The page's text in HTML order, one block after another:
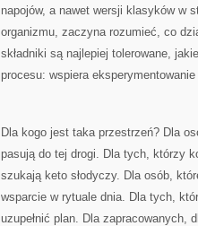
napojów, a nawet wersji klasyków w
organizmu, zaczyna rozumieć, co
składniki są najlepiej tolerowane,
procesu: wspiera
Dla kogo jest taka przestrzeń? Dla
pasują do tej drogi. Dla tych, którzy
szukają keto słodyczy. Dla osób,
wsparcie w rytuale dnia. Dla tych,
uzupełnić plan. Dla zapracowanych,